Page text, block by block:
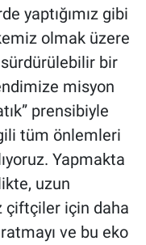
yaptığımız gibi
olmak üzere
bir
misyon
prensibiyle
tüm önlemleri
Yapmakta
uzun
çiftçiler için daha
ve bu eko